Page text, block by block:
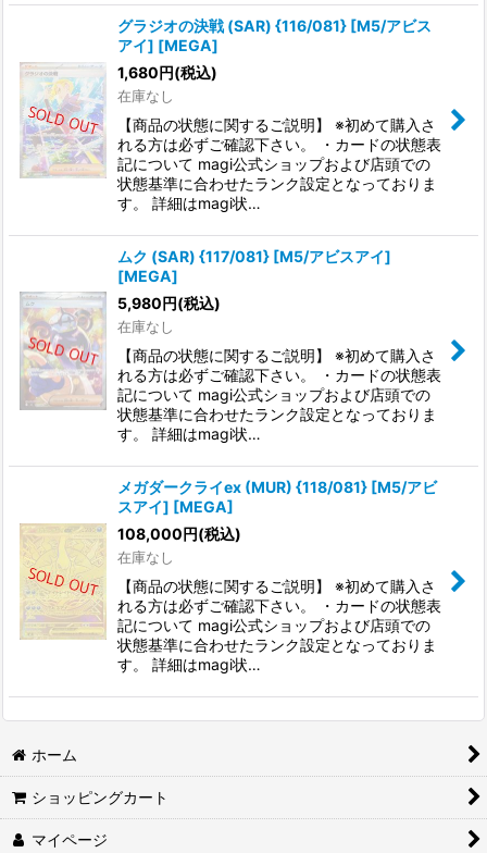
グラジオの決戦 (SAR) {116/081} [M5/アビス
アイ] [MEGA]
1,680円(税込)
在庫なし
【商品の状態に関するご説明】 ※初めて購入さ
れる方は必ずご確認下さい。 ・カードの状態表
記について magi公式ショップおよび店頭での
状態基準に合わせたランク設定となっておりま
す。 詳細はmagi状…
ムク (SAR) {117/081} [M5/アビスアイ]
[MEGA]
5,980円(税込)
在庫なし
【商品の状態に関するご説明】 ※初めて購入さ
れる方は必ずご確認下さい。 ・カードの状態表
記について magi公式ショップおよび店頭での
状態基準に合わせたランク設定となっておりま
す。 詳細はmagi状…
メガダークライex (MUR) {118/081} [M5/アビ
スアイ] [MEGA]
108,000円(税込)
在庫なし
【商品の状態に関するご説明】 ※初めて購入さ
れる方は必ずご確認下さい。 ・カードの状態表
記について magi公式ショップおよび店頭での
状態基準に合わせたランク設定となっておりま
す。 詳細はmagi状…
ホーム
ショッピングカート
マイページ